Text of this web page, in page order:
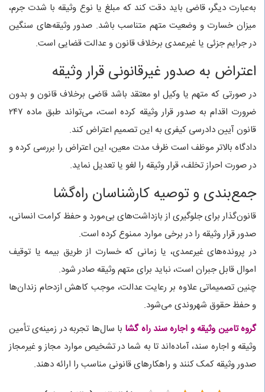
به‌عبارت دیگر، قاضی باید دقت کند که مبلغ یا نوع وثیقه با شدت جرم،
میزان خسارت و وضعیت متهم متناسب باشد. صدور وثیقه‌های سنگین
در جرایم جزئی یا غیرعمدی برخلاف قانون و عدالت قضایی است.
اعتراض به صدور غیرقانونی قرار وثیقه
در صورتی که متهم یا وکیل او معتقد باشد قاضی برخلاف قانون و بدون
ضرورت اقدام به صدور قرار وثیقه کرده است، می‌تواند طبق ماده ۲۴۷
قانون آیین دادرسی کیفری به این تصمیم اعتراض کند.
دادگاه بالاتر موظف است ظرف مدت معین، این اعتراض را بررسی کرده و
در صورت احراز تخلف، قرار وثیقه را لغو یا تعدیل نماید.
جمع‌بندی و توصیه کارشناسان راه‌گشا
قانون‌گذار برای جلوگیری از بازداشت‌های بی‌مورد و حفظ کرامت انسانی،
صدور قرار وثیقه را در برخی موارد ممنوع کرده است.
در پرونده‌های غیرعمدی، یا زمانی که خسارت از طریق بیمه یا توقیف
اموال قابل جبران است، نباید برای متهم وثیقه صادر شود.
چنین تصمیماتی علاوه بر رعایت عدالت، موجب کاهش ازدحام زندان‌ها
و حفظ حقوق شهروندی می‌شود.
گروه تامین وثیقه و اجاره سند راه گشا با سال‌ها تجربه در زمینه‌ی تأمین
وثیقه و اجاره سند، آماده‌اند تا به شما در تشخیص موارد مجاز و غیرمجاز
صدور وثیقه کمک کنند و راهکارهای قانونی مناسب را ارائه دهند.